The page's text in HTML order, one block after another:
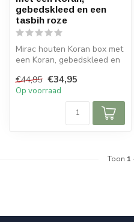
gebedskleed en een
tasbih roze
Mirac houten Koran box met
een Koran, gebedskleed en
Details:...
€44,95 €34,95
Op voorraad
Toon 1